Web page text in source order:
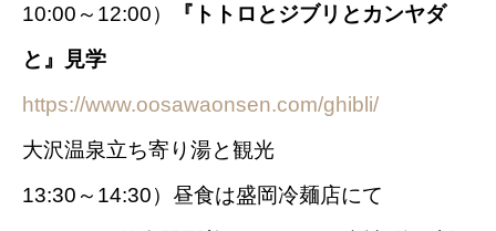
10:00～12:00）
『トトロとジブリとカンヤダ
と』見学
https://www.oosawaonsen.com/ghibli/
大沢温泉立ち寄り湯と観光
13:30～14:30）昼食は盛岡冷麺店にて